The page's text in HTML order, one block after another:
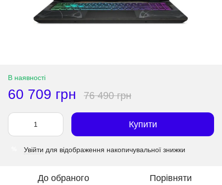
В наявності
60 709 грн 76 490 грн
Купити
Увійти для відображення накопичувальної знижки
До обраного Порівняти